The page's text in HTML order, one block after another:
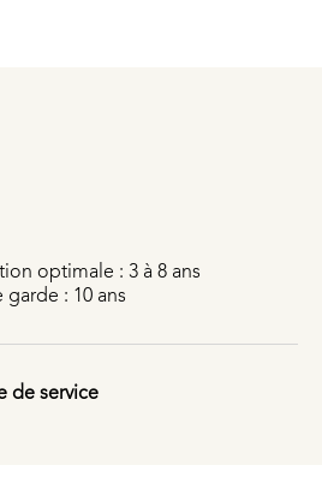
optimale : 3 à 8 ans
: 10 ans
de service